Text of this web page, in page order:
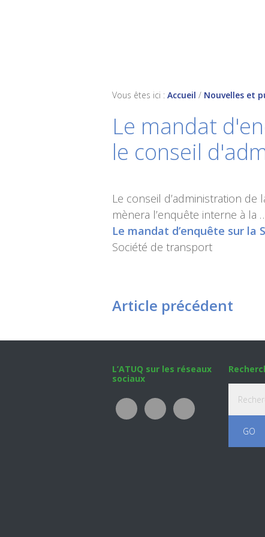
Vous êtes ici : Accueil / Nouvelles et
Le mandat
le conseil
Le conseil d’administration de
mènera l’enquête interne à la
Le mandat d’enquête sur la
Société de transport
Article précédent
L’ATUQ sur les réseaux
sociaux